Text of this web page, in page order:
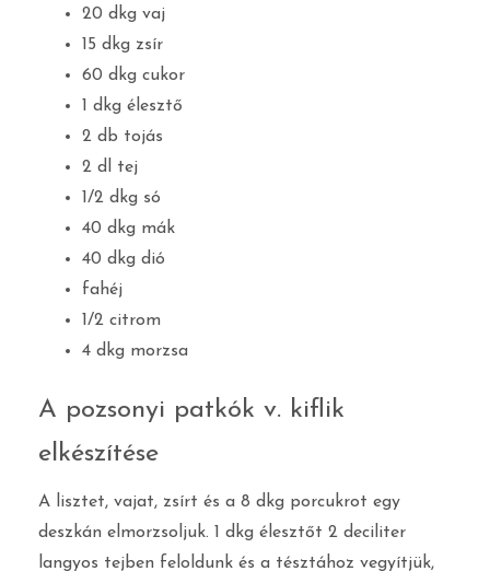
20 dkg vaj
15 dkg zsír
60 dkg cukor
1 dkg élesztő
2 db tojás
2 dl tej
1/2 dkg só
40 dkg mák
40 dkg dió
fahéj
1/2 citrom
4 dkg morzsa
A pozsonyi patkók v. kiflik
elkészítése
A lisztet, vajat, zsírt és a 8 dkg porcukrot egy
deszkán elmorzsoljuk. 1 dkg élesztőt 2 deciliter
langyos tejben feloldunk és a tésztához vegyítjük,